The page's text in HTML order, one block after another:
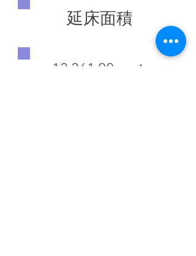
延床面積
13,361.90 ㎡